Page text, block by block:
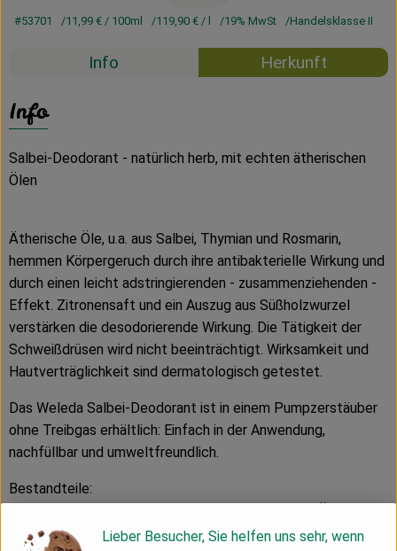
#53701 11,99 €/ 100ml 119,90 €/ l 19% MwSt Handelsklasse II
Info Herkunft
Info
Salbei-Deodorant - natürlich herb, mit echten ätherischen
Ölen
Ätherische Öle, u.a. aus Salbei, Thymian und Rosmarin,
hemmen Körpergeruch durch ihre antibakterielle Wirkung und
durch einen leicht adstringierenden - zusammenziehenden -
Effekt. Zitronensaft und ein Auszug aus Süßholzwurzel
verstärken die desodorierende Wirkung. Die Tätigkeit der
Schweißdrüsen wird nicht beeinträchtigt. Wirksamkeit und
Hautverträglichkeit sind dermatologisch getestet.
Das Weleda Salbei-Deodorant ist in einem Pumpzerstäuber
ohne Treibgas erhältlich: Einfach in der Anwendung,
nachfüllbar und umweltfreundlich.
Bestandteile:
Salbeiöl, Teebaumöl, Glycyrrhizinsäure Ammoniumsalz.
Lieber Besucher, Sie helfen uns sehr, wenn